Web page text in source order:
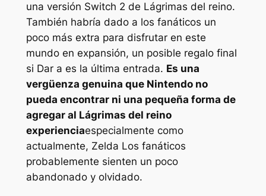
una versión Switch 2 de Lágrimas del reino.
También habría dado a los fanáticos un
poco más extra para disfrutar en este
mundo en expansión, un posible regalo final
si Dar a es la última entrada. Es una
vergüenza genuina que Nintendo no
pueda encontrar ni una pequeña forma de
agregar al Lágrimas del reino
experienciaespecialmente como
actualmente, Zelda Los fanáticos
probablemente sienten un poco
abandonado y olvidado.